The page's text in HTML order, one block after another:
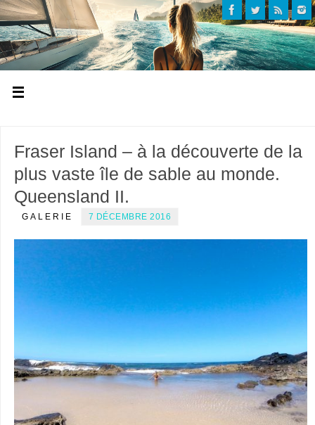
Fraser Island – à la découverte de la
plus vaste île de sable au monde.
Queensland II.
GALERIE 7 DÉCEMBRE 2016